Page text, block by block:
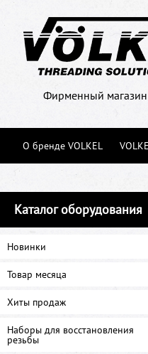
Фирменный магазин
О бренде VOLKEL
Каталог оборудования
Новинки
Товар месяца
Хиты продаж
Наборы для восстановления
резьбы